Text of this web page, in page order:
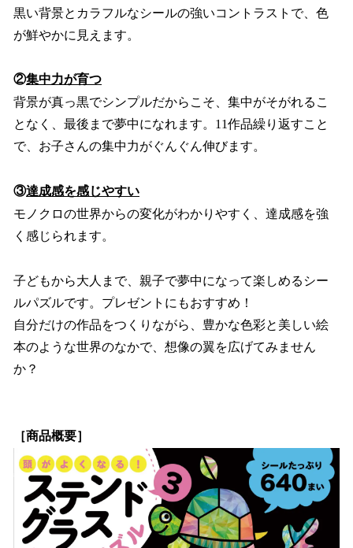
黒い背景とカラフルなシールの強いコントラストで、色
が鮮やかに見えます。
②集中力が育つ
背景が真っ黒でシンプルだからこそ、集中がそがれるこ
となく、最後まで夢中になれます。11作品繰り返すこと
で、お子さんの集中力がぐんぐん伸びます。
③達成感を感じやすい
モノクロの世界からの変化がわかりやすく、達成感を強
く感じられます。
子どもから大人まで、親子で夢中になって楽しめるシー
ルパズルです。プレゼントにもおすすめ！
自分だけの作品をつくりながら、豊かな色彩と美しい絵
本のような世界のなかで、想像の翼を広げてみません
か？
［商品概要］